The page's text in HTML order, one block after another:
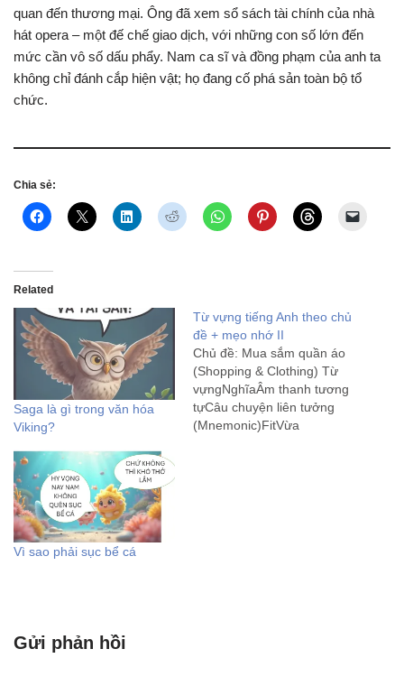
quan đến thương mại. Ông đã xem sổ sách tài chính của nhà
hát opera – một đế chế giao dịch, với những con số lớn đến
mức cần vô số dấu phẩy. Nam ca sĩ và đồng phạm của anh ta
không chỉ đánh cắp hiện vật; họ đang cố phá sản toàn bộ tổ
chức.
Chia sẻ:
Related
Saga là gì trong văn hóa
Viking?
Từ vựng tiếng Anh theo chủ
đề + mẹo nhớ II
Chủ đề: Mua sắm quần áo
(Shopping & Clothing) Từ
vựngNghĩaÂm thanh tương
tựCâu chuyện liên tưởng
(Mnemonic)FitVừa
Vì sao phải sục bể cá
Gửi phản hồi